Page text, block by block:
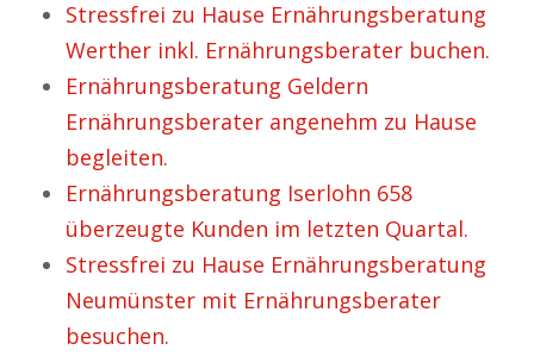
Stressfrei zu Hause Ernährungsberatung
Werther inkl. Ernährungsberater buchen.
Ernährungsberatung Geldern
Ernährungsberater angenehm zu Hause
begleiten.
Ernährungsberatung Iserlohn 658
überzeugte Kunden im letzten Quartal.
Stressfrei zu Hause Ernährungsberatung
Neumünster mit Ernährungsberater
besuchen.